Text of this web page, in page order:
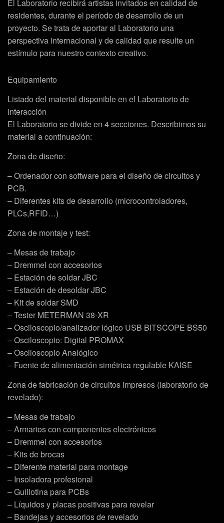
El Laboratorio recibirá artistas invitados en calidad de
residentes, durante el período de desarrollo de un
proyecto. Se trata de aportar al Laboratorio una
perspectiva internacional y de calidad que resulte un
estímulo para nuestro contexto creativo.
Equipamiento
Listado del material disponible en el Laboratorio de
Interacción
El Laboratorio se divide en 4 secciones. Describimos su
material a continuación:
Zona de diseño:
– Ordenador con software para el diseño de circuitos y
PCB.
– Diferentes kits de desarrollo (microcontroladores,
PLCs,RFID…)
Zona de montaje y test:
– Mesas de trabajo
– Dremmel con accesorios
– Estación de soldar JBC
– Estación de desoldar JBC
– Kit de soldar SMD
– Tester METERMAN 38-XR
– Osciloscopio/analizador lógico USB BITSCOPE BS50
– Osciloscopio: Digital PROMAX
– Osciloscopio Analógico
– Fuente de alimentación simétrica regulable KAISE
Zona de fabricación de circuitos impresos (laboratorio de
revelado):
– Mesas de trabajo
– Armarios con componentes electrónicos
– Dremmel con accesorios
– Kits de brocas
– Diferente material para montage
– Insoladora profesional
– Guillotina para PCBs
– Líquidos y placas positivas para revelar
– Bandejas y accesorios de revelado